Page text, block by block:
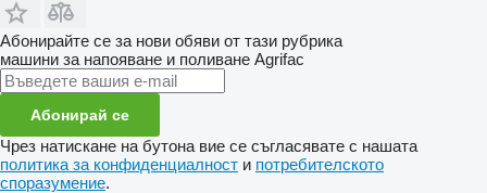
Абонирайте се за нови обяви от тази рубрика
машини за напояване и поливане Agrifac
Абонирай се
Чрез натискане на бутона вие се съгласявате с нашата
политика за конфиденциалност и потребителското
споразумение.